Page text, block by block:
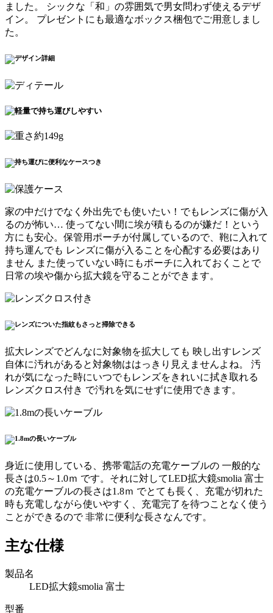
ました。 シックな「和」の雰囲気で男女問わず使えるデザ
イン。 プレゼントにも最適なボックス梱包でご用意しまし
た。
家の中だけでなく外出先でも使いたい！でもレンズに傷が入
るのが怖い… 使ってない間に埃が積もるのが嫌だ！という
方にも安心。保管用ポーチが付属しているので、鞄に入れて
持ち運んでも レンズに傷が入ることを心配する必要はあり
ません また使っていない時にもポーチに入れておくことで
日常の埃や傷から拡大鏡を守ることができます。
拡大レンズでどんなに対象物を拡大しても 映し出すレンズ
自体に汚れがあると対象物ははっきり見えませんよね。 汚
れが気になった時にいつでもレンズをきれいに拭き取れる
レンズクロス付き で汚れを気にせずに使用できます。
身近に使用している、携帯電話の充電ケーブルの 一般的な
長さは0.5～1.0ｍ です。それに対してLED拡大鏡smolia 富士
の充電ケーブルの長さは1.8ｍ でとても長く、充電が切れた
時も充電しながら使いやすく、充電完了を待つことなく使う
ことができるので 非常に便利な長さなんです。
主な仕様
製品名
LED拡大鏡smolia 富士
型番